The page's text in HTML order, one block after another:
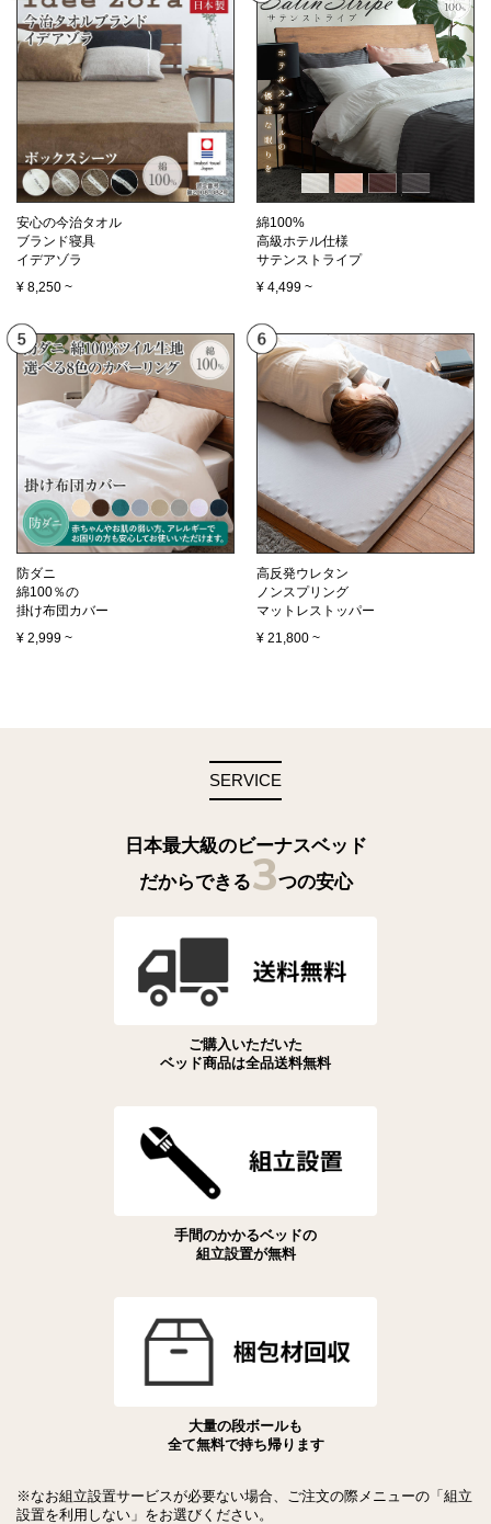
安心の今治タオル
ブランド寝具
イデアゾラ
¥ 8,250 ~
綿100%
高級ホテル仕様
サテンストライプ
¥ 4,499 ~
防ダニ
綿100％の
掛け布団カバー
¥ 2,999 ~
高反発ウレタン
ノンスプリング
マットレストッパー
¥ 21,800 ~
SERVICE
日本最大級のビーナスベッド
だからできる3つの安心
ご購入いただいた
ベッド商品は全品送料無料
手間のかかるベッドの
組立設置が無料
大量の段ボールも
全て無料で持ち帰ります
※なお組立設置サービスが必要ない場合、ご注文の際メニューの「組立
設置を利用しない」をお選びください。